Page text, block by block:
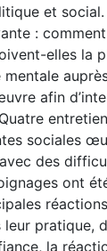
et
:
elles la
afin
sociales
des
ont
leur pratique,
la